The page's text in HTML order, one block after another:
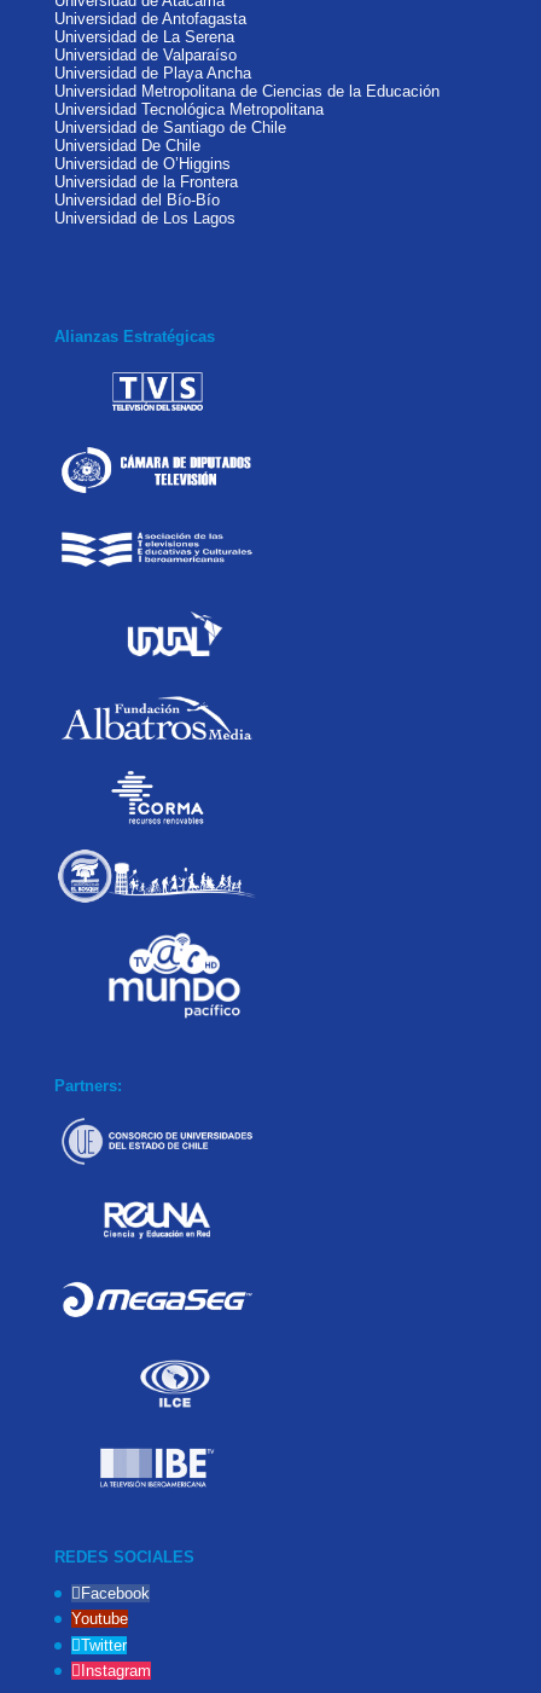
Universidad de Antofagasta
Universidad de La Serena
Universidad de Valparaíso
Universidad de Playa Ancha
Universidad Metropolitana de Ciencias de la Educación
Universidad Tecnológica Metropolitana
Universidad de Santiago de Chile
Universidad De Chile
Universidad de O’Higgins
Universidad de la Frontera
Universidad del Bío-Bío
Universidad de Los Lagos
Alianzas Estratégicas
Partners:
REDES SOCIALES
Facebook
Youtube
Twitter
Instagram